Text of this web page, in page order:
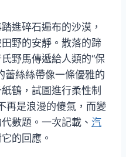
進碎石遍布的沙漠，
野的安靜。散落的蹄
野馬傳遞給人類的“保
蕾絲絲帶像一條優雅的
鶴，試圖進行柔性制
再是浪漫的傻氣，而變
數題。一次記載、 汽
的回應。